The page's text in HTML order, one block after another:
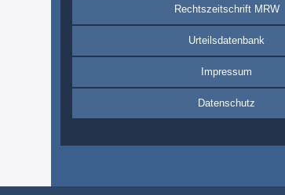
Rechtszeitschrift MRW
Urteilsdatenbank
Impressum
Datenschutz